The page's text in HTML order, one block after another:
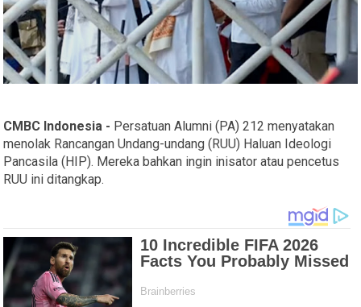
CMBC Indonesia - Persatuan Alumni (PA) 212 menyatakan
menolak Rancangan Undang-undang (RUU) Haluan Ideologi
Pancasila (HIP). Mereka bahkan ingin inisator atau pencetus
RUU ini ditangkap.